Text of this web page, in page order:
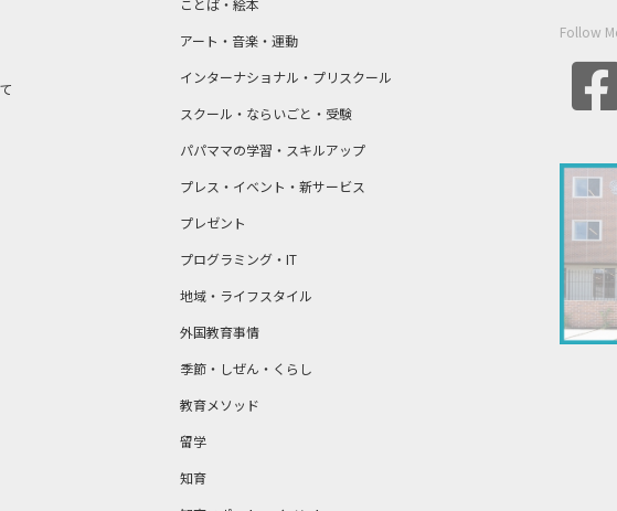
ことば・絵本
アート・音楽・運動
インターナショナル・プリスクール
スクール・ならいごと・受験
パパママの学習・スキルアップ
プレス・イベント・新サービス
プレゼント
プログラミング・IT
地域・ライフスタイル
外国教育事情
季節・しぜん・くらし
教育メソッド
留学
知育
Follow